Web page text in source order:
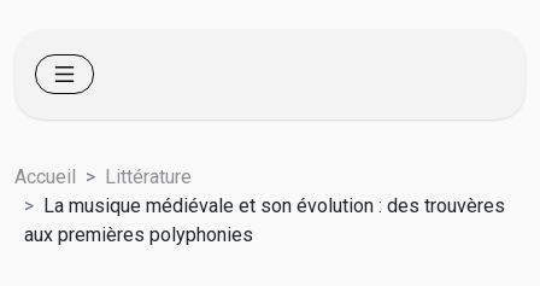
Accueil
Littérature
La musique médiévale et son évolution : des trouvères
aux premières polyphonies